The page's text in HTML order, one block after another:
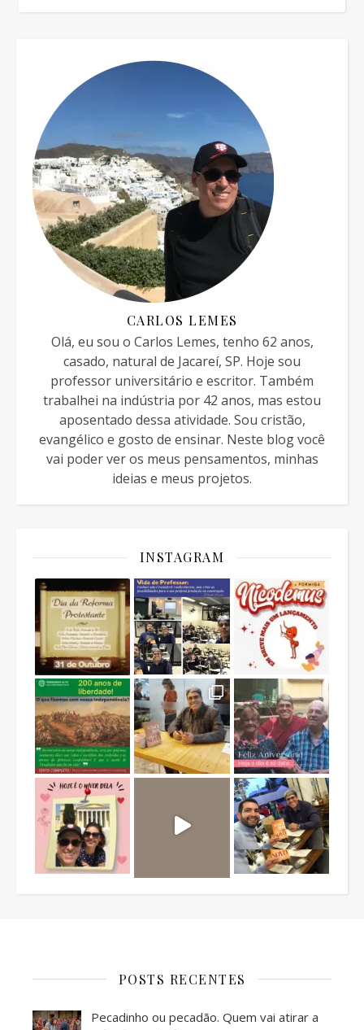
CARLOS LEMES
Olá, eu sou o Carlos Lemes, tenho 62 anos,
casado, natural de Jacareí, SP. Hoje sou
professor universitário e escritor. Também
trabalhei na indústria por 42 anos, mas estou
aposentado dessa atividade. Sou cristão,
evangélico e gosto de ensinar. Neste blog você
vai poder ver os meus pensamentos, minhas
ideias e meus projetos.
INSTAGRAM
POSTS RECENTES
Pecadinho ou pecadão. Quem vai atirar a